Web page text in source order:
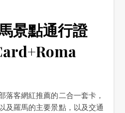
景點通行證
落客網紅推薦的二合一套卡，
及羅馬的主要景點，以及交通